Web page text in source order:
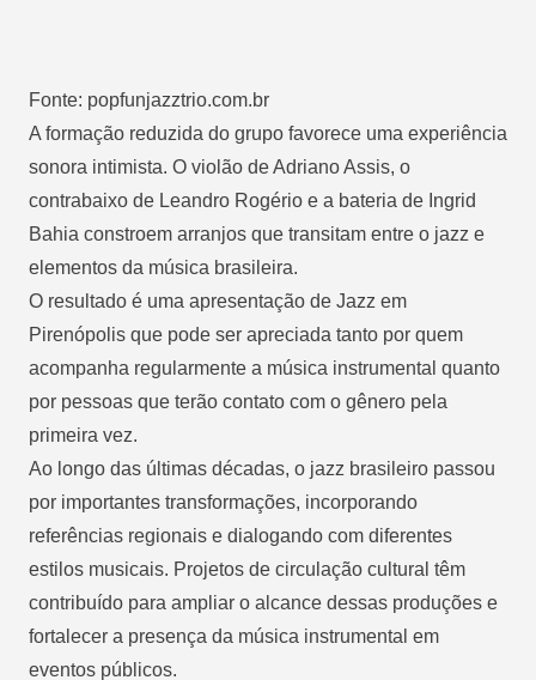
Fonte: popfunjazztrio.com.br
A formação reduzida do grupo favorece uma experiência
sonora intimista. O violão de Adriano Assis, o
contrabaixo de Leandro Rogério e a bateria de Ingrid
Bahia constroem arranjos que transitam entre o jazz e
elementos da música brasileira.
O resultado é uma apresentação de Jazz em
Pirenópolis que pode ser apreciada tanto por quem
acompanha regularmente a música instrumental quanto
por pessoas que terão contato com o gênero pela
primeira vez.
Ao longo das últimas décadas, o jazz brasileiro passou
por importantes transformações, incorporando
referências regionais e dialogando com diferentes
estilos musicais. Projetos de circulação cultural têm
contribuído para ampliar o alcance dessas produções e
fortalecer a presença da música instrumental em
eventos públicos.